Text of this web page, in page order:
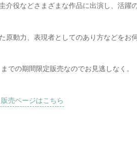
役などさまざまな作品に出演し、活躍
動力、表現者としてのあり方などをお
での期間限定販売なのでお見逃しなく。
売ページはこちら